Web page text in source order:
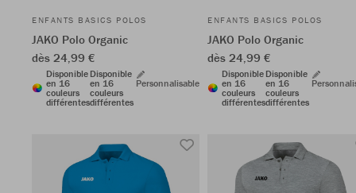
ENFANTS BASICS POLOS
JAKO Polo Organic
dès 24,99 €
Disponible
en 16
couleurs
différentes
Disponible
en 16
couleurs
différentes
Personnalisable
ENFANTS BASICS POLOS
JAKO Polo Organic
dès 24,99 €
Disponible
en 16
couleurs
différentes
Disponible
en 16
couleurs
différentes